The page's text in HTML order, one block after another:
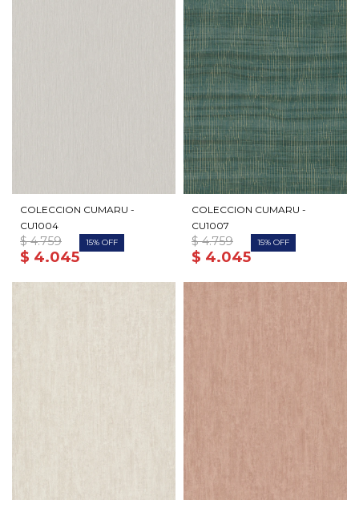
COLECCION CUMARU -
CU1004
$ 4.045
$ 4.759 15
COLECCION CUMARU -
CU1007
$ 4.045
$ 4.759 15